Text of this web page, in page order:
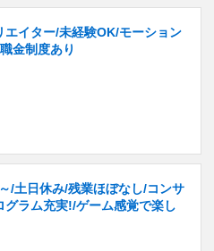
エイター/未経験OK/モーション
金制度あり
/土日休み/残業ほぼなし/コンサ
ラム充実!/ゲーム感覚で楽し